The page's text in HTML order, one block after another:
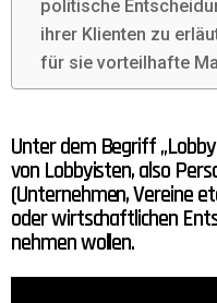
politische
ihrer Klienten zu
für sie vorteilhafte
Unter dem Begriff
von Lobbyisten, also
(Unternehmen, Vereine
oder wirtschaftlichen
nehmen wollen.